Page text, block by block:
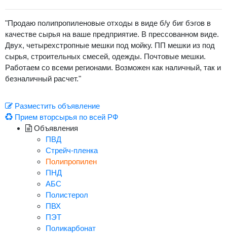
"Продаю полипропиленовые отходы в виде б/у биг бэгов в
качестве сырья на ваше предприятие. В прессованном виде.
Двух, четырехстропные мешки под мойку. ПП мешки из под
сырья, строительных смесей, одежды. Почтовые мешки.
Работаем со всеми регионами. Возможен как наличный, так и
безналичный расчет."
Разместить объявление
Прием вторсырья по всей РФ
Объявления
ПВД
Стрейч-пленка
Полипропилен
ПНД
АБС
Полистерол
ПВХ
ПЭТ
Поликарбонат